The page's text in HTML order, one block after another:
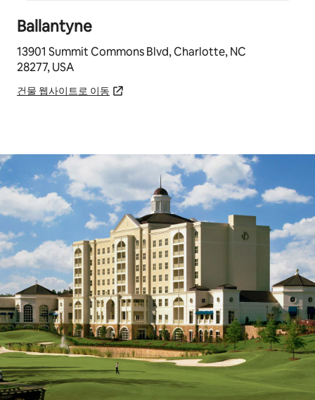
Ballantyne
13901 Summit Commons Blvd, Charlotte, NC
28277, USA
건물 웹사이트로 이동